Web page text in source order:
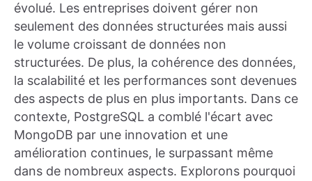
évolué. Les entreprises doivent gérer non
seulement des données structurées mais aussi
le volume croissant de données non
structurées. De plus, la cohérence des données,
la scalabilité et les performances sont devenues
des aspects de plus en plus importants. Dans ce
contexte, PostgreSQL a comblé l'écart avec
MongoDB par une innovation et une
amélioration continues, le surpassant même
dans de nombreux aspects. Explorons pourquoi